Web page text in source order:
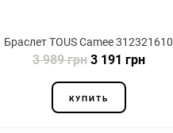
Браслет TOUS Camee 312321610
3 989 грн3 191 грн
КУПИТЬ